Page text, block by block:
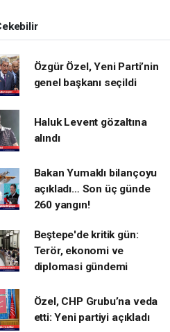
Özgür Özel, Yeni Parti’nin
genel başkanı seçildi
Haluk Levent gözaltına
alındı
Bakan Yumaklı bilançoyu
açıkladı… Son üç günde
260 yangın!
Beştepe'de kritik gün:
Terör, ekonomi ve
diplomasi gündemi
Özel, CHP Grubu’na veda
etti: Yeni partiyi açıkladı